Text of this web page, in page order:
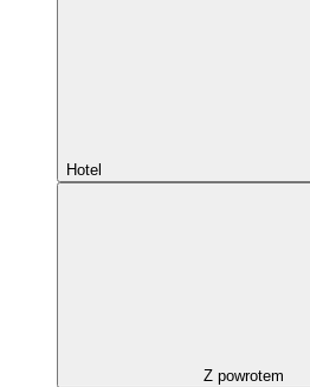
Hotel
Z powrotem